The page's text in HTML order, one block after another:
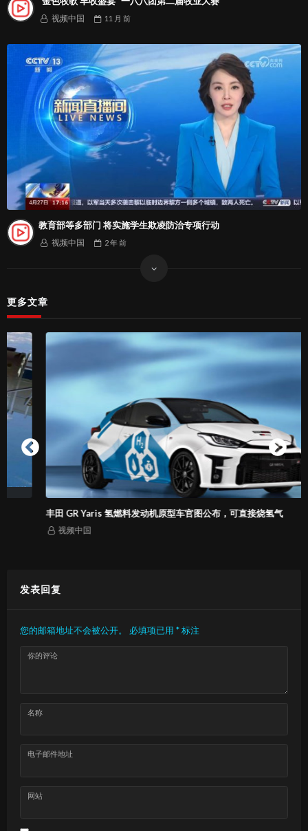
视频中国 11 月 前
教育部等多部门 将实施学生欺凌防治专项行动
视频中国 2 年前
更多文章
丰田 GR Yaris 氢燃料发动机原型车官图公布，可直接烧氢气
视频中国
发表回复
您的邮箱地址不会被公开。 必填项已用*标注
你的评论
名称
电子邮件地址
网站